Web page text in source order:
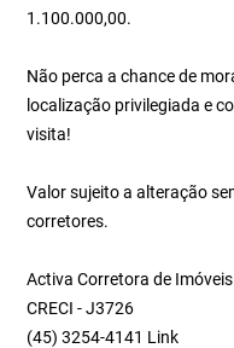
1.100.000,00.
Não perca a chance de
localização privilegiada e
visita!
Valor sujeito a alteração
corretores.
Activa Corretora de Imóveis
CRECI - J3726
(45) 3254-4141 Link